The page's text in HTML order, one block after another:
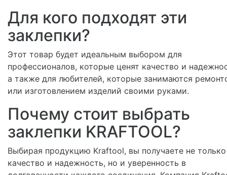
Для кого подходят эти
заклепки?
Этот товар будет идеальным выбором для
профессионалов, которые ценят качество и
а также для любителей, которые занимаются
или изготовлением изделий своими руками.
Почему стоит выбрать
заклепки KRAFTOOL?
Выбирая продукцию Kraftool, вы получаете не только
качество и надежность, но и уверенность в